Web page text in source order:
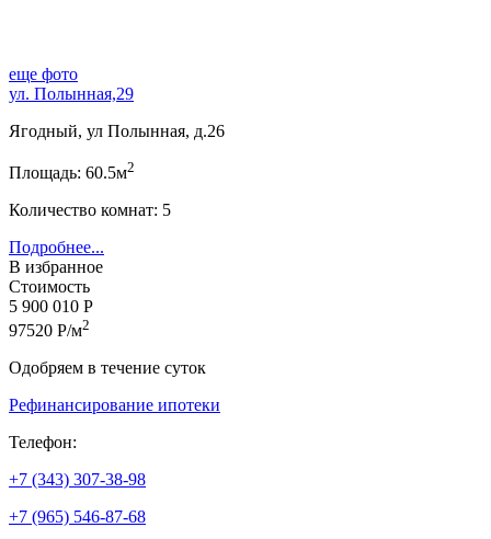
еще фото
ул. Полынная,29
Ягодный, ул Полынная, д.26
Площадь: 60.5м2
Количество комнат: 5
Подробнее...
В избранное
Стоимость
5 900 010 Р
97520 Р/м2
Одобряем в течение суток
Рефинансирование ипотеки
Телефон:
+7 (343) 307-38-98
+7 (965) 546-87-68